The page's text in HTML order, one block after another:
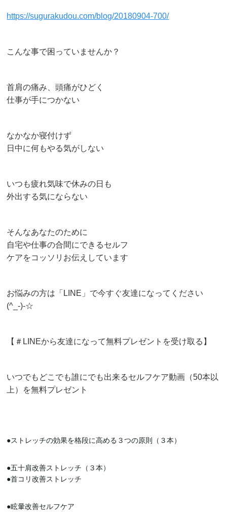
https://sugurakudou.com/blog/20180904-700/
こんな事で困っていませんか？
首肩の痛み、頭痛がひどく
仕事が手につかない
なかなか寝付けず
日中に何もやる気がしない
いつも疲れ気味で休みの日も
外出する気にならない
そんなあなたのために
自宅や仕事の合間にできるセルフ
ケアをコッソリお伝えしています
お悩みの方は「LINE」で今すぐ友達になってください
(^_-)-☆
【＃LINEから友達になって無料プレゼントを受け取る】
いつでもどこでも誰にでも出来るセルフケア動画（50本以
上）を無料プレゼント
●ストレッチの効果を格段に高める３つの原則（３本）
●五十肩改善ストレッチ（３本）
●首コリ改善ストレッチ
●眩暈改善セルフケア